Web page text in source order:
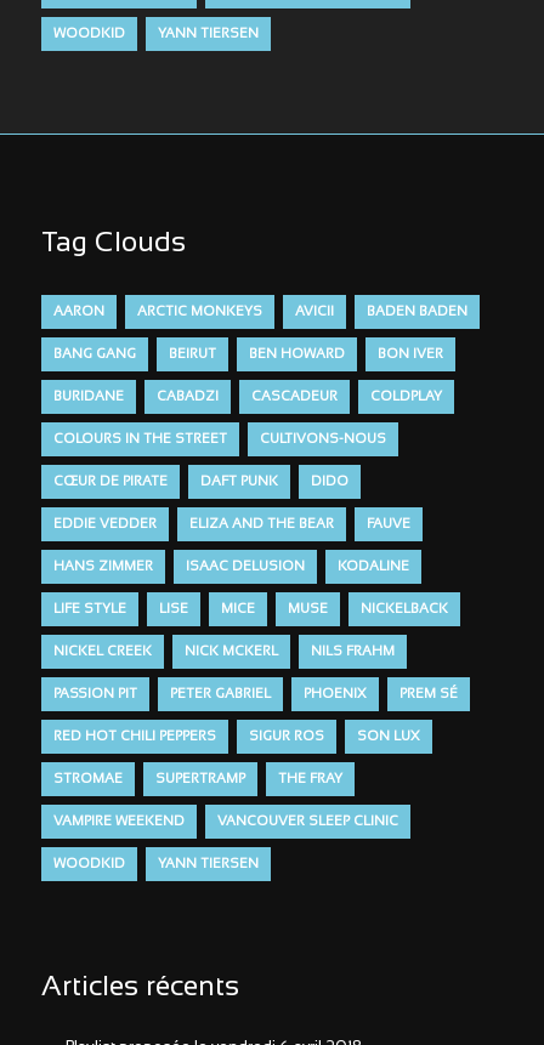
WOODKID YANN TIERSEN
Tag Clouds
AARON ARCTIC MONKEYS AVICII BADEN BADEN
BANG GANG BEIRUT BEN HOWARD BON IVER
BURIDANE CABADZI CASCADEUR COLDPLAY
COLOURS IN THE STREET CULTIVONS-NOUS
CŒUR DE PIRATE DAFT PUNK DIDO
EDDIE VEDDER ELIZA AND THE BEAR FAUVE
HANS ZIMMER ISAAC DELUSION KODALINE
LIFE STYLE LISE MICE MUSE NICKELBACK
NICKEL CREEK NICK MCKERL NILS FRAHM
PASSION PIT PETER GABRIEL PHOENIX PREM SÉ
RED HOT CHILI PEPPERS SIGUR ROS SON LUX
STROMAE SUPERTRAMP THE FRAY
VAMPIRE WEEKEND VANCOUVER SLEEP CLINIC
WOODKID YANN TIERSEN
Articles récents